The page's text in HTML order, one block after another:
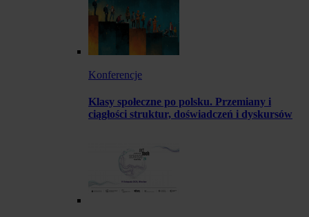
Konferencje
Klasy społeczne po polsku. Przemiany i
ciągłości struktur, doświadczeń i dyskursów